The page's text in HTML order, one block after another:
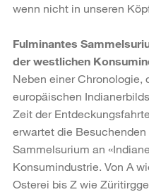
wenn nicht in unseren
Fulminantes
der westlichen
Neben einer Chronologie,
europäischen
Zeit der
erwartet die
Sammelsurium an
Konsumindustrie. Von A
Osterei bis Z wie